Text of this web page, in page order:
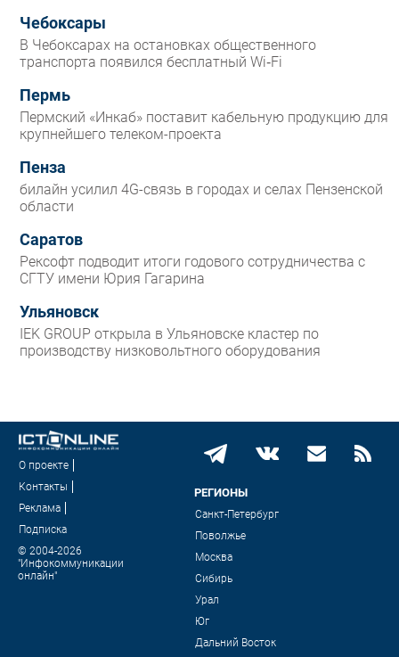
Чебоксары
В Чебоксарах на остановках общественного
транспорта появился бесплатный Wi‑Fi
Пермь
Пермский «Инкаб» поставит кабельную продукцию для
крупнейшего телеком-проекта
Пенза
билайн усилил 4G-связь в городах и селах Пензенской
области
Саратов
Рексофт подводит итоги годового сотрудничества с
СГТУ имени Юрия Гагарина
Ульяновск
IEK GROUP открыла в Ульяновске кластер по
производству низковольтного оборудования
О проекте
Контакты
Реклама
Подписка
© 2004-2026
"Инфокоммуникации
онлайн"
РЕГИОНЫ
Санкт-Петербург
Поволжье
Москва
Сибирь
Урал
Юг
Дальний Восток